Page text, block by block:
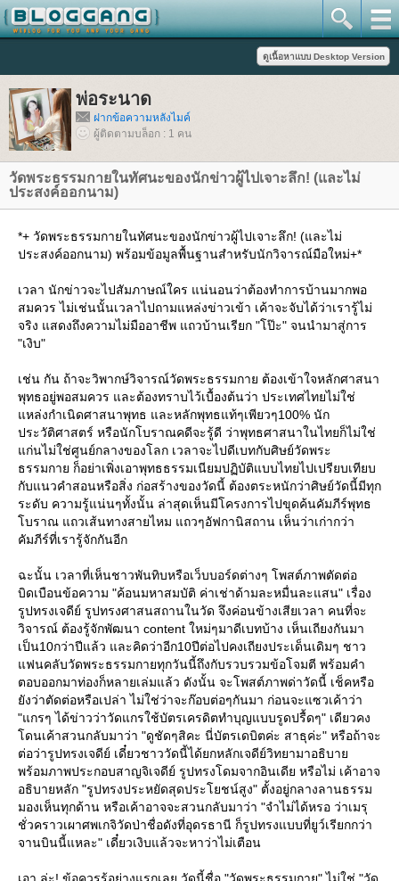
พ่อระนาด
ฝากข้อความหลังไมค์
ผู้ติดตามบล็อก : 1 คน
วัดพระธรรมกายในทัศนะของนักข่าวผู้ไปเจาะลึก! (และไม่
ประสงค์ออกนาม)
*+ วัดพระธรรมกายในทัศนะของนักข่าวผู้ไปเจาะลึก! (และไม่
ประสงค์ออกนาม) พร้อมข้อมูลพื้นฐานสำหรับนักวิจารณ์มือใหม่+*
เวลา นักข่าวจะไปสัมภาษณ์ใคร แน่นอนว่าต้องทำการบ้านมากพอ
สมควร ไม่เช่นนั้นเวลาไปถามแหล่งข่าวเข้า เค้าจะจับได้ว่าเรารู้ไม่
จริง แสดงถึงความไม่มืออาชีพ แถวบ้านเรียก "โป๊ะ" จนนำมาสู่การ
"เงิบ"
เช่น กัน ถ้าจะวิพากษ์วิจารณ์วัดพระธรรมกาย ต้องเข้าใจหลักศาสนา
พุทธอยู่พอสมควร และต้องทราบไว้เบื้องต้นว่า ประเทศไทยไม่ใช่
หล่งกำเนิดศาสนาพุทธ และหลักพุทธแท้ๆเพียวๆ100% นัก
ประวัติศาสตร์ หรือนักโบราณคดีจะรู้ดี ว่าพุทธศาสนาในไทยก็ไม่ใช่
ก่นไม่ใช่ศูนย์กลางของโลก เวลาจะไปดีเบทกับศิษย์วัดพระ
ธรรมกาย ก็อย่าเพิ่งเอาพุทธธรรมเนียมปฏิบัติแบบไทยไปเปรียบเทียบ
กับแนวคำสอนหรือสิ่ง ก่อสร้างของวัดนี้ ต้องตระหนักว่าศิษย์วัดนี้มีทุก
ระดับ ความรู้แน่นๆทั้งนั้น ล่าสุดเห็นมีโครงการไปขุดค้นคัมภีร์พุทธ
บราณ แถวเส้นทางสายไหม แถวๆอัฟกานิสถาน เห็นว่าเก่ากว่า
คัมภีร์ที่เรารู้จักกันอีก
ฉะนั้น เวลาที่เห็นชาวพันทิบหรือเว็บบอร์ดต่างๆ โพสต์ภาพตัดต่อ
บิดเบือนข้อความ "ค้อนมหาสมบัติ ค่าเช่าด้ามละหมื่นละแสน" เรื่อง
รูปทรงเจดีย์ รูปทรงศาสนสถานในวัด จึงค่อนข้างเสียเวลา คนที่จะ
วิจารณ์ ต้องรู้จักพัฒนา content ใหม่ๆมาดีเบทบ้าง เห็นเถียงกันมา
เป็น10กว่าปีแล้ว และคิดว่าอีก10ปีต่อไปคงเถียงประเด็นเดิมๆ ชาว
ฟนคลับวัดพระธรรมกายทุกวันนี้ถึงกับรวบรวมข้อโจมตี พร้อมคำ
ตอบออกมาท่องก็หลายเล่มแล้ว ดังนั้น จะโพสต์ภาพด่าวัดนี้ เช็คหรือ
ังว่าตัดต่อหรือเปล่า ไม่ใช่ว่าจะก๊อบต่อๆกันมา ก่อนจะแซวเค้าว่า
"แกรๆ ได้ข่าวว่าวัดแกรใช้บัตรเครดิตทำบุญแบบรูดปรื้ดๆ" เดียวคง
ดนเค้าสวนกลับมาว่า "ดูชัดๆสิคะ นี่บัตรเดบิตค่ะ สาธุค่ะ" หรือถ้าจะ
ต่อว่ารูปทรงเจดีย์ เดี๋ยวชาววัดนี้ได้ยกหลักเจดีย์วิทยามาอธิบา
พร้อมภาพประกอบสาญจิเจดีย์ รูปทรงโดมจากอินเดีย หรือไม่ เค้าอาจ
อธิบายหลัก "รูปทรงประหยัดสุดประโยชน์สูง" ตั้งอยู่กลางลานธรรม
มองเห็นทุกด้าน หรือเค้าอาจจะสวนกลับมาว่า "จำไม่ได้หรอ ว่าเมรุ
ชั่วคราวเผาศพเกจิวัดป่าชื่อดังที่อุดรธานี ก็รูปทรงแบบที่ยูว์เรียกกว่า
จานบินนี้แหละ" เดี๋ยวเงิบแล้วจะหาว่าไม่เตือน